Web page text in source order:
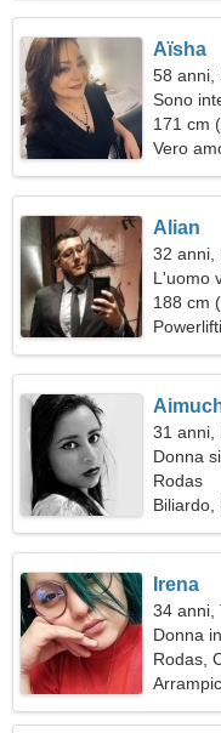
Aïsha
58 anni,
Sono
171 cm
Vero
Alian
32 anni,
L'uomo
188 cm
31 anni,
Donna
Rodas
Biliardo,
Irena
34 anni,
Donna
Rodas,